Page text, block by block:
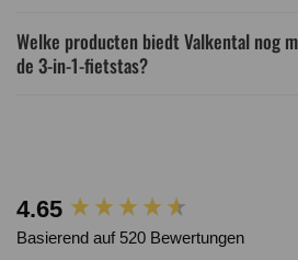
Welke producten biedt Valkental nog
de 3-in-1-fietstas?
4.65
Basierend auf 520 Bewertungen